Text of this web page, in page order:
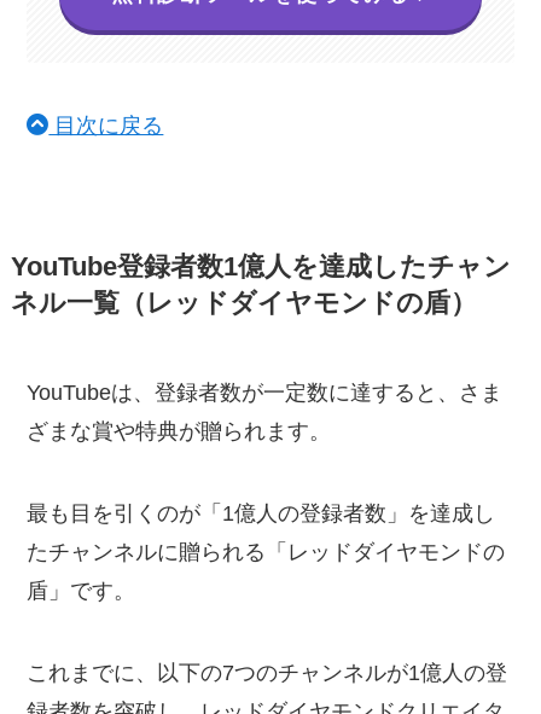
目次に戻る
YouTube登録者数1億人を達成したチャン
ネル一覧（レッドダイヤモンドの盾）
YouTubeは、登録者数が一定数に達すると、さま
ざまな賞や特典が贈られます。
最も目を引くのが「1億人の登録者数」を達成し
たチャンネルに贈られる「レッドダイヤモンドの
盾」です。
これまでに、以下の7つのチャンネルが1億人の登